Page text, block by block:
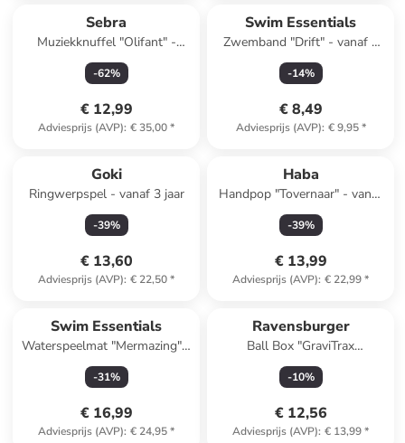
Sebra
Muziekknuffel "Olifant" -
vanaf de geboorte
-62%
€ 12,99
Adviesprijs (AVP): € 35,00*
Swim Essentials
Zwemband "Drift" - vanaf 6
jaar
-14%
€ 8,49
Adviesprijs (AVP): € 9,95*
Goki
Ringwerpspel - vanaf 3 jaar
-39%
€ 13,60
Adviesprijs (AVP): € 22,50*
Haba
Handpop "Tovernaar" - vanaf
18 maanden
-39%
€ 13,99
Adviesprijs (AVP): € 22,99*
Swim Essentials
Waterspeelmat "Mermazing" -
vanaf 3 jaar
-31%
€ 16,99
Adviesprijs (AVP): € 24,95*
Ravensburger
Ball Box "GraviTrax
Accessory" - vanaf 8 jaar
-10%
€ 12,56
Adviesprijs (AVP): € 13,99*